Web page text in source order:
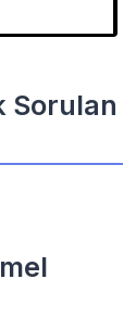
Sorulan